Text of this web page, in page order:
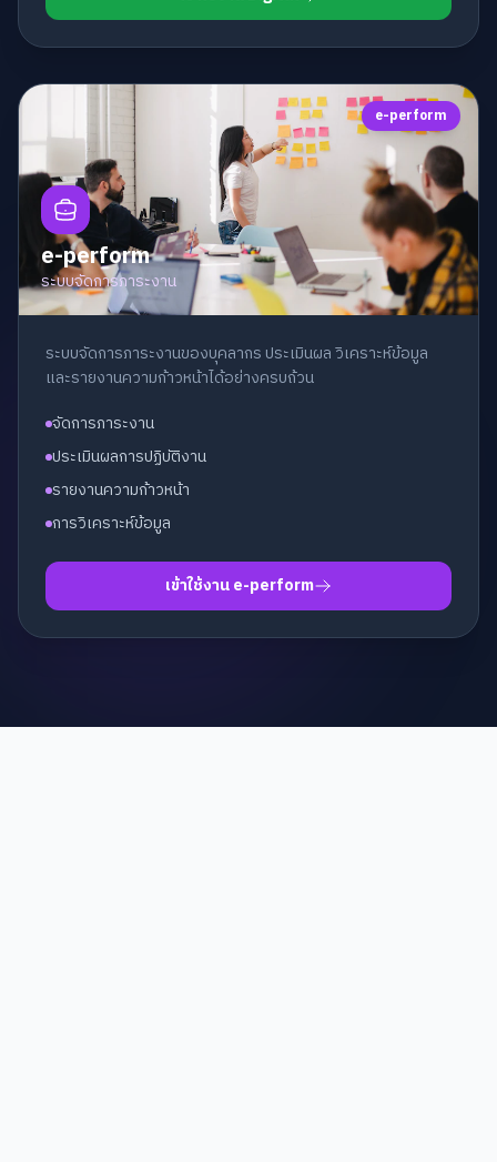
e-perform
e-perform
ระบบจัดการภาระงาน
ระบบจัดการภาระงานของบุคลากร ประเมินผล วิเคราะห์ข้อมูล
และรายงานความก้าวหน้าได้อย่างครบถ้วน
จัดการภาระงาน
ประเมินผลการปฏิบัติงาน
รายงานความก้าวหน้า
การวิเคราะห์ข้อมูล
เข้าใช้งาน e-perform